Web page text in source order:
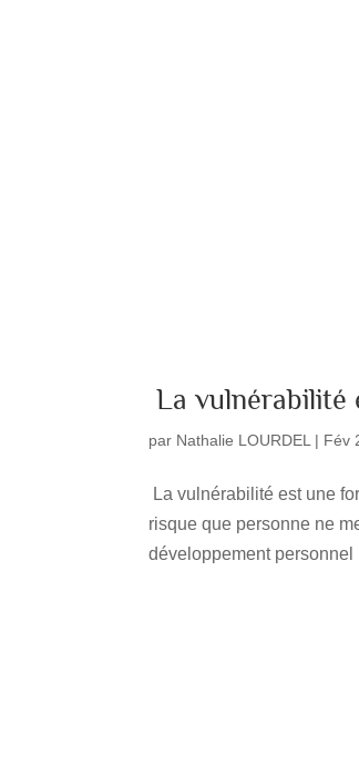
La vulnérabilité
par Nathalie LOURDEL | Fév
La vulnérabilité est une
risque que personne ne
développement